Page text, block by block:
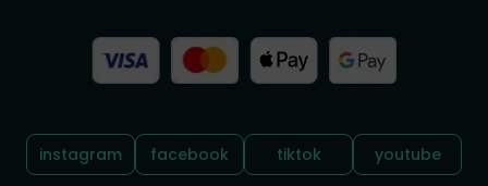
Sledujte nás:
instagram facebook tiktok youtube